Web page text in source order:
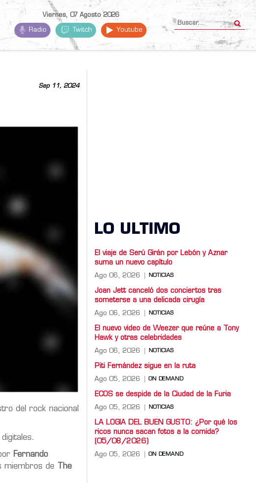
Viernes, 07 Agosto 2026
Radio Twitch Youtube
Sep 11, 2024
del rock nacional
Fernando
miembros de
The
LO ULTIMO
El viaje de Serú Girán por Lebón y Aznar
suma un nuevo capítulo
Ago 06, 2026 NOTICIAS
Joan Jett canceló dos conciertos tras
someterse a una delicada cirugía
Ago 06, 2026 NOTICIAS
El nuevo video de Weezer que reúne a Tony
Hawk y otras celebridades
Ago 06, 2026 NOTICIAS
Piti Fernández sigue en la ruta
Ago 05, 2026 ON DEMAND
ECOS se despide de la Ciudad de la Furia
Ago 05, 2026 NOTICIAS
LA LOGIA DEL BUEN GUSTO: ¿Por qué los
ricos nunca sacan fotos a la comida?
(05/08/2026)
Ago 05, 2026 ON DEMAND